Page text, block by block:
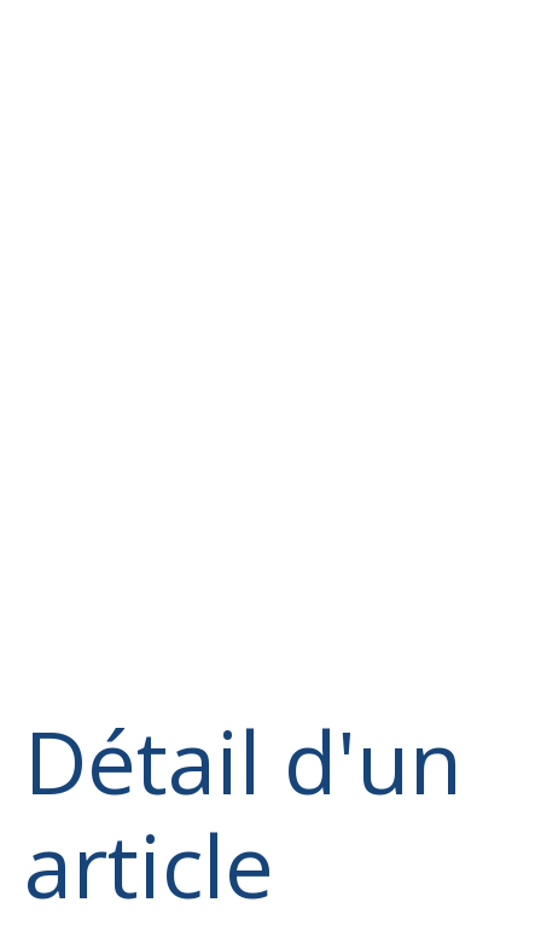
Détail d'un
article